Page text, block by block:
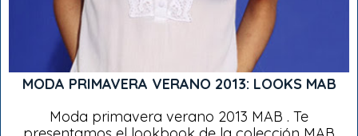
MODA PRIMAVERA VERANO 2013: LOOKS MAB
Moda primavera verano 2013 MAB . Te